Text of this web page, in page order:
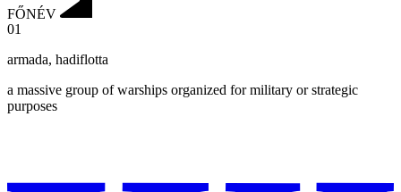
FŐNÉV
01
armada, hadiflotta
a massive group of warships organized for military or strategic
purposes